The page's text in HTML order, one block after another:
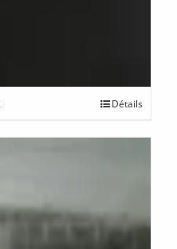
Détails